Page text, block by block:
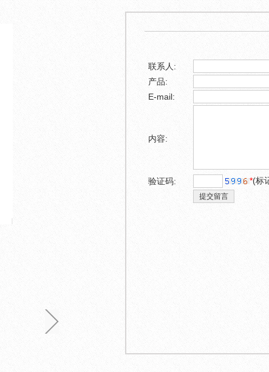
联系人:
产品:
E-mail:
内容:
验证码:
*(标